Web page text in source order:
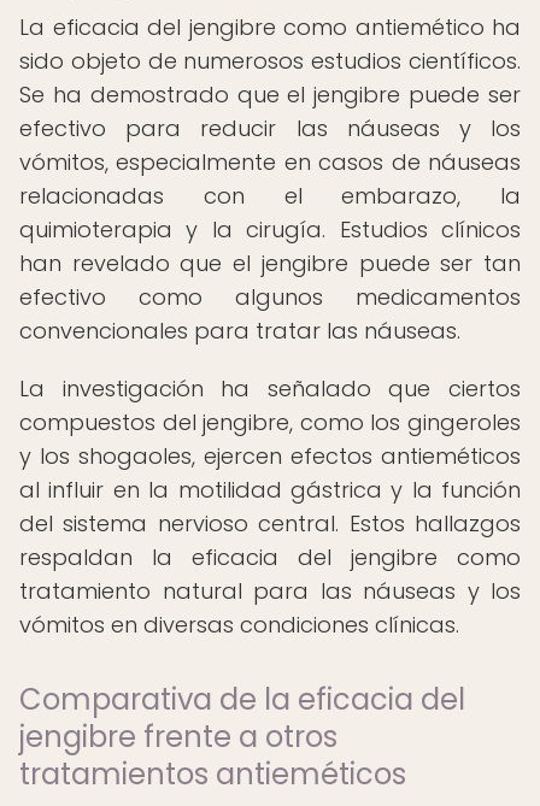
La eficacia del jengibre como antiemético ha
sido objeto de numerosos estudios científicos.
Se ha demostrado que el jengibre puede ser
efectivo para reducir las náuseas y los
vómitos, especialmente en casos de náuseas
relacionadas con el embarazo, la
quimioterapia y la cirugía. Estudios clínicos
han revelado que el jengibre puede ser tan
efectivo como algunos medicamentos
convencionales para tratar las náuseas.
La investigación ha señalado que ciertos
compuestos del jengibre, como los gingeroles
y los shogaoles, ejercen efectos antieméticos
al influir en la motilidad gástrica y la función
del sistema nervioso central. Estos hallazgos
respaldan la eficacia del jengibre como
tratamiento natural para las náuseas y los
vómitos en diversas condiciones clínicas.
Comparativa de la eficacia del
jengibre frente a otros
tratamientos antieméticos